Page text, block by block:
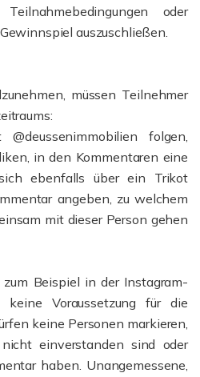
oder
auszuschließen.
müssen Teilnehmer
@deussenimmobilien folgen,
in den Kommentaren eine
ebenfalls über ein Trikot
angeben, zu welchem
mit dieser Person gehen
Beispiel in der Instagram-
Voraussetzung für die
keine Personen markieren,
einverstanden sind oder
haben. Unangemessene,